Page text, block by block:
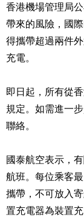
香港機場管理局
帶來的風險，國
得攜帶超過兩件
充電。
即日起，所有從
規定。如需進一
聯絡。
國泰航空表示，
航班。每位乘客
攜帶，不可放入
置充電器為裝置